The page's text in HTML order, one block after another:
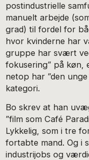
postindustrielle
manuelt arbejde
grad) til fordel for
hvor kvinderne har
gruppe har svært
fokusering” på køn,
netop har ”den
kategori.
Bo skrev at han
”film som Café
Lykkelig, som i tre
fortabte mand. Og i
industrijobs og